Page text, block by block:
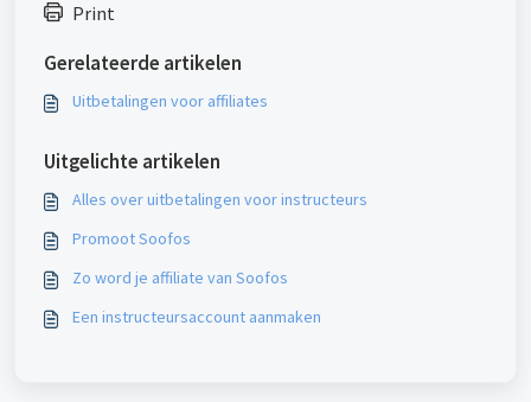
Print
Gerelateerde artikelen
Uitbetalingen voor affiliates
Uitgelichte artikelen
Alles over uitbetalingen voor instructeurs
Promoot Soofos
Zo word je affiliate van Soofos
Een instructeursaccount aanmaken